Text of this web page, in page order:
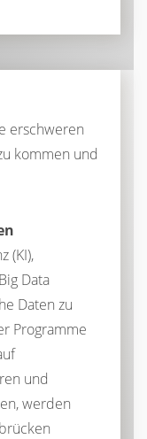
erschweren
kommen und
(KI),
Data
Daten zu
Programme
und
werden